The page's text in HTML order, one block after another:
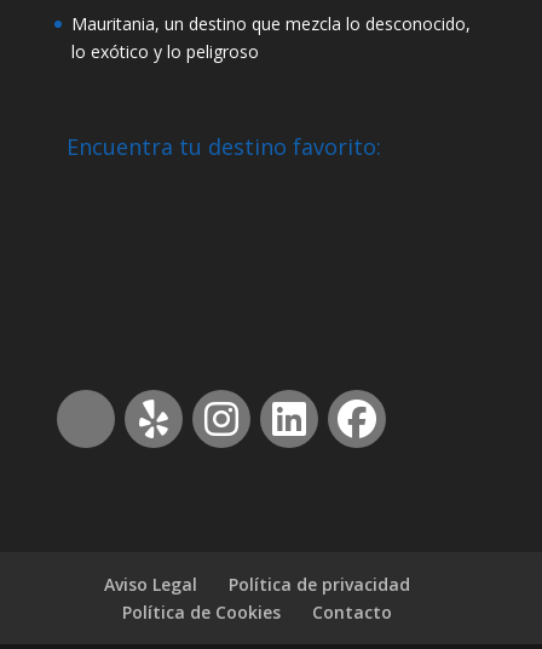
Mauritania, un destino que mezcla lo desconocido,
lo exótico y lo peligroso
Encuentra tu destino favorito:
Aviso Legal
Política de privacidad
Política de Cookies
Contacto